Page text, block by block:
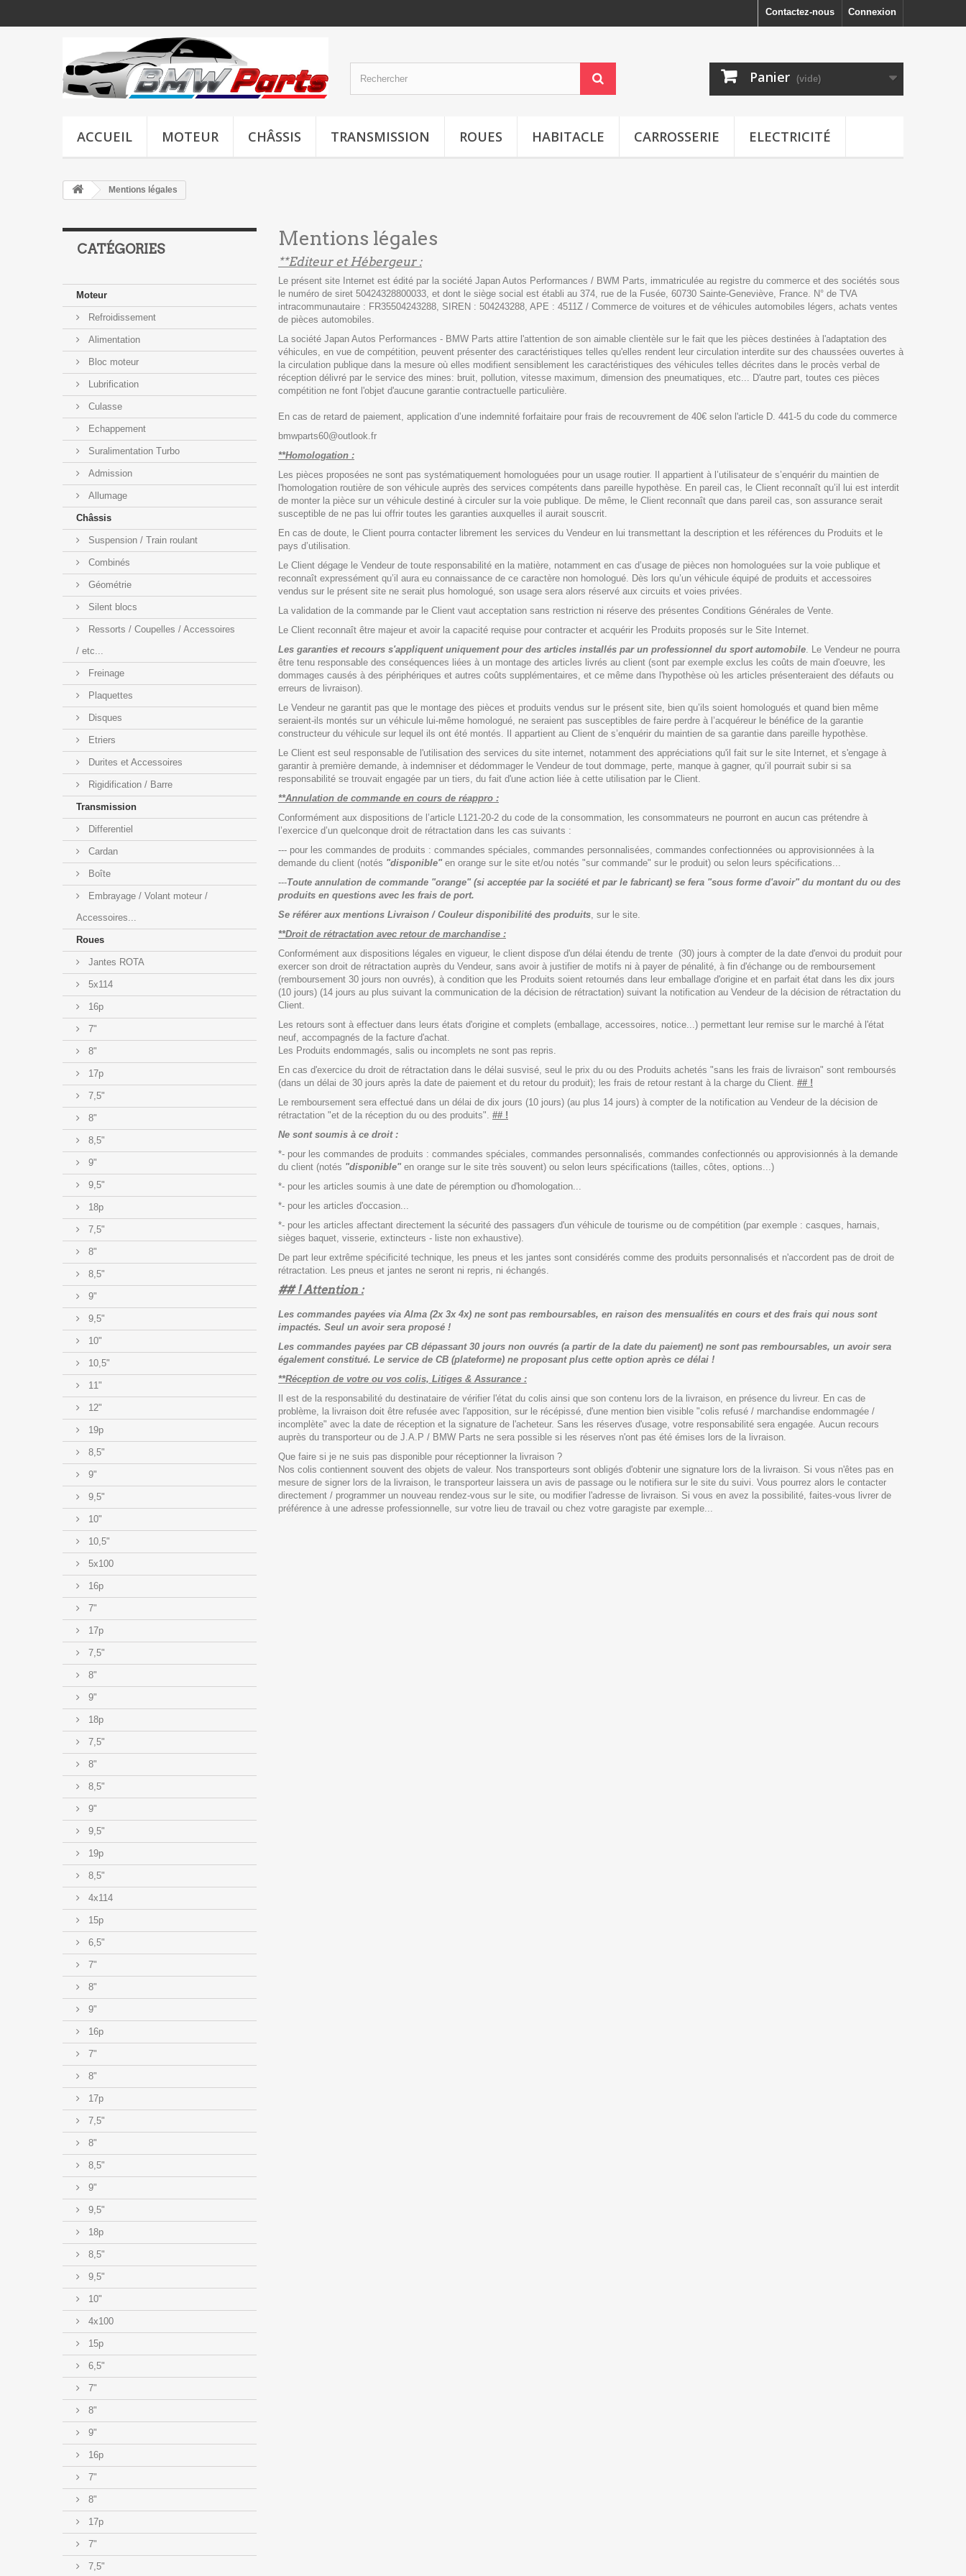
Connexion
Contactez-nous
Panier (vide)
ACCUEIL MOTEUR CHÂSSIS TRANSMISSION ROUES HABITACLE CARROSSERIE ELECTRICITÉ
Mentions légales
CATÉGORIES
Moteur
Refroidissement
Alimentation
Bloc moteur
Lubrification
Culasse
Echappement
Suralimentation Turbo
Admission
Allumage
Châssis
Suspension / Train roulant
Combinés
Géométrie
Silent blocs
Ressorts / Coupelles / Accessoires
/ etc...
Freinage
Plaquettes
Disques
Etriers
Durites et Accessoires
Rigidification / Barre
Transmission
Differentiel
Cardan
Boîte
Embrayage / Volant moteur /
Accessoires...
Roues
Jantes ROTA
5x114
16p
7"
8"
17p
7,5"
8"
8,5"
9"
9,5"
18p
7,5"
8"
8,5"
9"
9,5"
10"
10,5"
11"
12"
19p
8,5"
9"
9,5"
10"
10,5"
5x100
16p
7"
17p
7,5"
8"
9"
18p
7,5"
8"
8,5"
9"
9,5"
19p
8,5"
4x114
15p
6,5"
7"
8"
9"
16p
7"
8"
17p
7,5"
8"
8,5"
9"
9,5"
18p
8,5"
9,5"
10"
4x100
15p
6,5"
7"
8"
9"
16p
7"
8"
17p
7"
7,5"
Mentions légales
**Editeur et Hébergeur :
Le présent site Internet est édité par la société Japan Autos Performances / BWM Parts, immatriculée au registre du commerce et des sociétés sous
le numéro de siret 50424328800033 , et dont le siège social est établi au 374, rue de la Fusée, 60730 Sainte-Geneviève, France. N° de TVA
intracommunautaire : FR35504243288, SIREN : 504243288, APE : 4511Z / Commerce de voitures et de véhicules automobiles légers, achats ventes
de pièces automobiles
La société Japan Autos Performances - BMW Parts attire l'attention de son aimable clientèle sur le fait que les pièces destinées à l'adaptation des
véhicules, en vue de compétition, peuvent présenter des caractéristiques telles qu'elles rendent leur circulation interdite sur des chaussées ouvertes à
la circulation publique dans la mesure où elles modifient sensiblement les caractéristiques des véhicules telles décrites dans le procès verbal de
réception délivré par le service des mines: bruit, pollution, vitesse maximum, dimension des pneumatiques, etc... D'autre part, toutes ces pièces
compétition ne font l'objet d'aucune garantie contractuelle particulière.
En cas de retard de paiement, application d’une indemnité forfaitaire pour frais de recouvrement de 40€ selon l'article D. 441-5 du code du commerce
bmwparts60@outlook.fr
**Homologation :
Les pièces proposées ne sont pas systématiquement homologuées pour un usage routier. Il appartient à l’utilisateur de s’enquérir du maintien de
l'homologation routière de son véhicule auprès des services compétents dans pareille hypothèse. En pareil cas, le Client reconnaît qu’il lui est interdit
de monter la pièce sur un véhicule destiné à circuler sur la voie publique. De même, le Client reconnaît que dans pareil cas, son assurance serait
susceptible de ne pas lui offrir toutes les garanties auxquelles il aurait souscrit.
En cas de doute, le Client pourra contacter librement les services du Vendeur en lui transmettant la description et les références du Produits et le
pays d’utilisation.
Le Client dégage le Vendeur de toute responsabilité en la matière, notamment en cas d’usage de pièces non homologuées sur la voie publique et
reconnaît expressément qu’il aura eu connaissance de ce caractère non homologué. Dès lors qu’un véhicule équipé de produits et accessoires
vendus sur le présent site ne serait plus homologué, son usage sera alors réservé aux circuits et voies privées.
La validation de la commande par le Client vaut acceptation sans restriction ni réserve des présentes Conditions Générales de Vente.
Le Client reconnaît être majeur et avoir la capacité requise pour contracter et acquérir les Produits proposés sur le Site Internet.
Les garanties et recours s'appliquent uniquement pour des articles installés par un professionnel du sport automobile . Le Vendeur ne pourra
être tenu responsable des conséquences liées à un montage des articles livrés au client (sont par exemple exclus les coûts de main d'oeuvre, les
dommages causés à des périphériques et autres coûts supplémentaires, et ce même dans l'hypothèse où les articles présenteraient des défauts ou
erreurs de livraison).
Le Vendeur ne garantit pas que le montage des pièces et produits vendus sur le présent site, bien qu’ils soient homologués et quand bien même
seraient-ils montés sur un véhicule lui-même homologué, ne seraient pas susceptibles de faire perdre à l’acquéreur le bénéfice de la garantie
constructeur du véhicule sur lequel ils ont été montés. Il appartient au Client de s’enquérir du maintien de sa garantie dans pareille hypothèse.
Le Client est seul responsable de l'utilisation des services du site internet, notamment des appréciations qu'il fait sur le site Internet, et s'engage à
garantir à première demande, à indemniser et dédommager le Vendeur de tout dommage, perte, manque à gagner, qu’il pourrait subir si sa
responsabilité se trouvait engagée par un tiers, du fait d'une action liée à cette utilisation par le Client.
**Annulation de commande en cours de réappro :
Conformément aux dispositions de l’article L121-20-2 du code de la consommation, les consommateurs ne pourront en aucun cas prétendre à
l’exercice d’un quelconque droit de rétractation dans les cas suivants :
--- pour les commandes de produits : commandes spéciales, commandes personnalisées, commandes confectionnées ou approvisionnées à la
demande du client (notés "disponible" en orange sur le site et/ou notés "sur commande" sur le produit) ou selon leurs spécifications...
---Toute annulation de commande "orange" (si acceptée par la société et par le fabricant) se fera "sous forme d'avoir" du montant du ou des
produits en questions avec les frais de port.
Se référer aux mentions Livraison / Couleur disponibilité des produits , sur le site.
**Droit de rétractation avec retour de marchandise :
Conformément aux dispositions légales en vigueur, le client dispose d'un délai étendu de trente (30) jours à compter de la date d'envoi du produit pour
exercer son droit de rétractation auprès du Vendeur, sans avoir à justifier de motifs ni à payer de pénalité, à fin d'échange ou de remboursement
(remboursement 30 jours non ouvrés), à condition que les Produits soient retournés dans leur emballage d'origine et en parfait état dans les dix jours
(10 jours) (14 jours au plus suivant la communication de la décision de rétractation) suivant la notification au Vendeur de la décision de rétractation du
Client.
Les retours sont à effectuer dans leurs états d'origine et complets (emballage, accessoires, notice...) permettant leur remise sur le marché à l'état
neuf, accompagnés de la facture d'achat.
Les Produits endommagés, salis ou incomplets ne sont pas repris.
En cas d'exercice du droit de rétractation dans le délai susvisé, seul le prix du ou des Produits achetés "sans les frais de livraison" sont remboursés
(dans un délai de 30 jours après la date de paiement et du retour du produit); les frais de retour restant à la charge du Client. ## !
Le remboursement sera effectué dans un délai de dix jours (10 jours) (au plus 14 jours) à compter de la notification au Vendeur de la décision de
rétractation "et de la réception du ou des produits". ## !
Ne sont soumis à ce droit :
*- pour les commandes de produits : commandes spéciales, commandes personnalisés, commandes confectionnés ou approvisionnés à la demande
du client (notés "disponible" en orange sur le site très souvent) ou selon leurs spécifications (tailles, côtes, options...)
*- pour les articles soumis à une date de péremption ou d'homologation...
*- pour les articles d'occasion...
*- pour les articles affectant directement la sécurité des passagers d'un véhicule de tourisme ou de compétition (par exemple : casques, harnais,
sièges baquet, visserie, extincteurs - liste non exhaustive).
De part leur extrême spécificité technique, les pneus et les jantes sont considérés comme des produits personnalisés et n'accordent pas de droit de
rétractation. Les pneus et jantes ne seront ni repris, ni échangés.
## ! Attention :
Les commandes payées via Alma (2x 3x 4x) ne sont pas remboursables, en raison des mensualités en cours et des frais qui nous sont
impactés. Seul un avoir sera proposé !
Les commandes payées par CB dépassant 30 jours non ouvrés (a partir de la date du paiement) ne sont pas remboursables, un avoir sera
également constitué. Le service de CB (plateforme) ne proposant plus cette option après ce délai !
**Réception de votre ou vos colis, Litiges & Assurance :
Il est de la responsabilité du destinataire de vérifier l'état du colis ainsi que son contenu lors de la livraison, en présence du livreur. En cas de
problème, la livraison doit être refusée avec l'apposition, sur le récépissé, d'une mention bien visible "colis refusé / marchandise endommagée /
incomplète" avec la date de réception et la signature de l'acheteur. Sans les réserves d'usage, votre responsabilité sera engagée. Aucun recours
auprès du transporteur ou de J.A.P / BMW Parts ne sera possible si les réserves n'ont pas été émises lors de la livraison.
Que faire si je ne suis pas disponible pour réceptionner la livraison ?
Nos colis contiennent souvent des objets de valeur. Nos transporteurs sont obligés d'obtenir une signature lors de la livraison. Si vous n'êtes pas en
mesure de signer lors de la livraison, le transporteur laissera un avis de passage ou le notifiera sur le site du suivi. Vous pourrez alors le contacter
directement / programmer un nouveau rendez-vous sur le site, ou modifier l'adresse de livraison. Si vous en avez la possibilité, faites-vous livrer de
préférence à une adresse professionnelle, sur votre lieu de travail ou chez votre garagiste par exemple...